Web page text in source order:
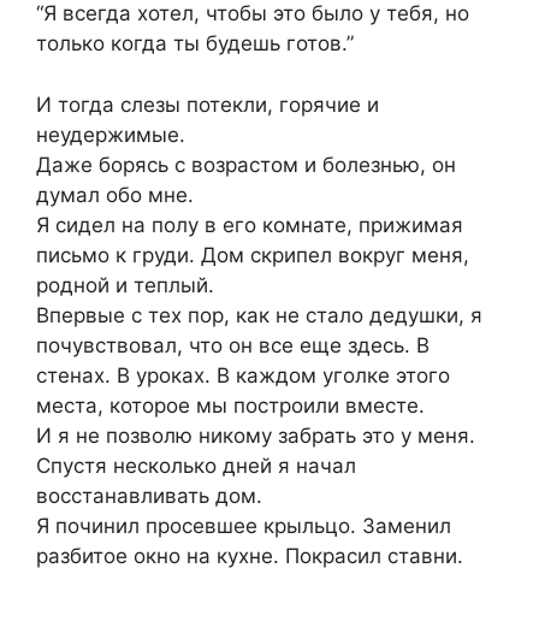
“Я всегда хотел, чтобы это было у тебя, но
только когда ты будешь готов.”
И тогда слезы потекли, горячие и
неудержимые.
Даже борясь с возрастом и болезнью, он
думал обо мне.
Я сидел на полу в его комнате, прижимая
письмо к груди. Дом скрипел вокруг меня,
родной и теплый.
Впервые с тех пор, как не стало дедушки, я
почувствовал, что он все еще здесь. В
стенах. В уроках. В каждом уголке этого
места, которое мы построили вместе.
И я не позволю никому забрать это у меня.
Спустя несколько дней я начал
восстанавливать дом.
Я починил просевшее крыльцо. Заменил
разбитое окно на кухне. Покрасил ставни.